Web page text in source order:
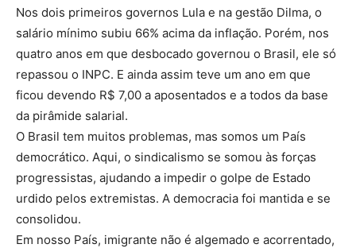
Nos dois primeiros governos Lula e na gestão Dilma, o
salário mínimo subiu 66% acima da inflação. Porém, nos
quatro anos em que desbocado governou o Brasil, ele só
repassou o INPC. E ainda assim teve um ano em que
ficou devendo R$ 7,00 a aposentados e a todos da base
da pirâmide salarial.
O Brasil tem muitos problemas, mas somos um País
democrático. Aqui, o sindicalismo se somou às forças
progressistas, ajudando a impedir o golpe de Estado
urdido pelos extremistas. A democracia foi mantida e se
consolidou.
Em nosso País, imigrante não é algemado e acorrentado,